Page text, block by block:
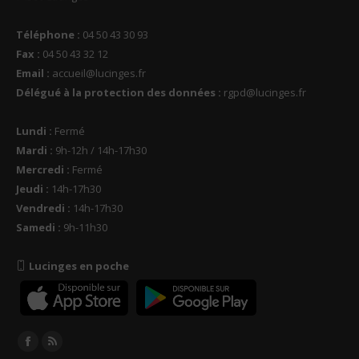
Téléphone : 04 50 43 30 93
Fax : 04 50 43 32 12
Email : accueil@lucinges.fr
Délégué à la protection des données : rgpd@lucinges.fr
Lundi : Fermé
Mardi : 9h-12h / 14h-17h30
Mercredi : Fermé
Jeudi : 14h-17h30
Vendredi : 14h-17h30
Samedi : 9h-11h30
Lucinges en poche
Trouvez nous sur :
Facebook